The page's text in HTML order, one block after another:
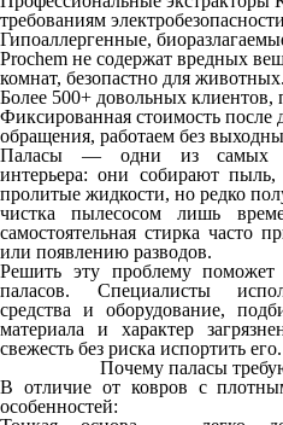
требованиям
Гипоаллергенные,
Prochem не содержат вредных
комнат, безопастно для животных.
Более 500+ довольных
Фиксированная стоимость после
обращения, работаем без
Паласы — одни из самых
интерьера: они собирают
пролитые жидкости, но редко
чистка пылесосом лишь
самостоятельная стирка часто
или появлению разводов.
Решить эту проблему поможет
паласов. Специалисты
средства и оборудование,
материала и характер
свежесть без риска испортить его.
Почему паласы
В отличие от ковров с
особенностей: